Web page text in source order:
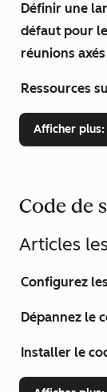
Définir une
défaut pour
réunions
Ressources
Afficher plus
Code de
Articles
Configurez
Dépannez le
Installer le